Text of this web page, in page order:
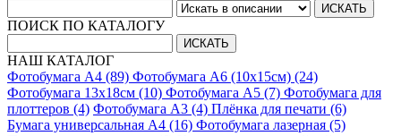
ПОИСК ПО КАТАЛОГУ
НАШ КАТАЛОГ
Фотобумага A4 (89) Фотобумага A6 (10х15см) (24)
Фотобумага 13х18см (10) Фотобумага A5 (7) Фотобумага для
плоттеров (4) Фотобумага A3 (4) Плёнка для печати (6)
Бумага универсальная A4 (16) Фотобумага лазерная (5)